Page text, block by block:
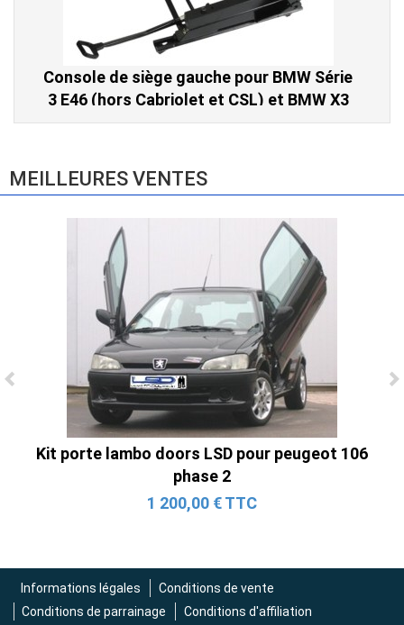
Ligne Cat-Back Active 4 Sorties avec
Tube en H pour Ford Mustang GT & V6
(2015-2023)
2 690,00 € TTC
Console de siège gauche pour BMW Série
3 E46 (hors Cabriolet et CSL) et BMW X3
E83 (2004-2010)
MEILLEURES VENTES
Kit porte lambo doors LSD pour peugeot 106
phase 2
1 200,00 € TTC
Informations légales
Conditions de vente
Conditions de parrainage
Conditions d'affiliation